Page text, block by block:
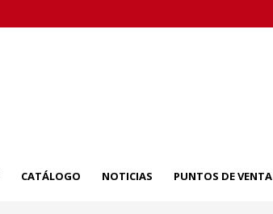
CATÁLOGO NOTICIAS PUNTOS DE VENTA